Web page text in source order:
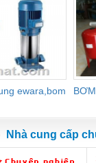
ewara,bom
Nhà cung cấp